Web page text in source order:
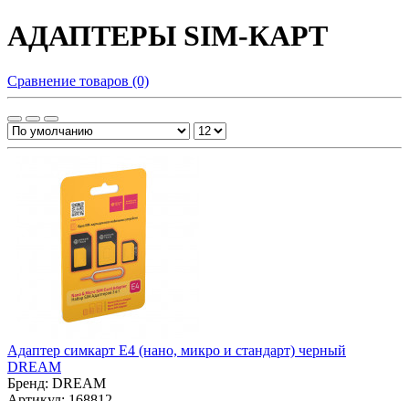
АДАПТЕРЫ SIM-КАРТ
Сравнение товаров (0)
Адаптер симкарт E4 (нано, микро и стандарт) черный
DREAM
Бренд: DREAM